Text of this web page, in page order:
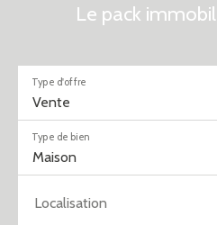
Le pack
Vente
Type d'offre
Maison
Type de bien
Localisation